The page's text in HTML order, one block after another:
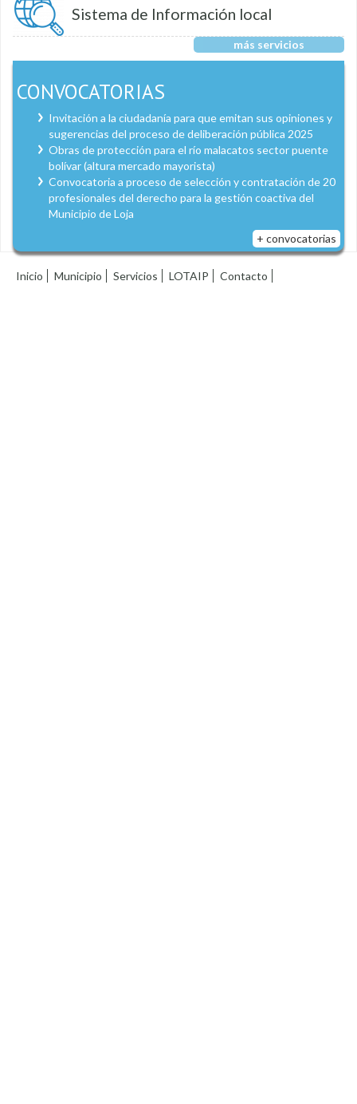
Sistema de Información local
más servicios
CONVOCATORIAS
Invitación a la ciudadanía para que emitan sus opiniones y
sugerencias del proceso de deliberación pública 2025
Obras de protección para el río malacatos sector puente
bolívar (altura mercado mayorista)
Convocatoria a proceso de selección y contratación de 20
profesionales del derecho para la gestión coactiva del
Municipio de Loja
+ convocatorias
Inicio Municipio Servicios LOTAIP Contacto